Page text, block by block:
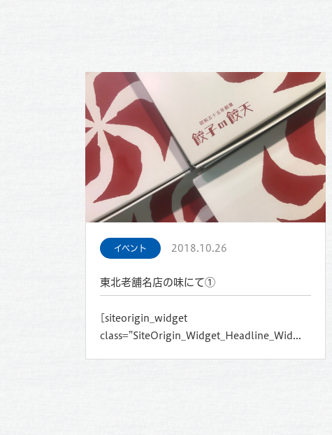
イベント 2018.10.26
東北老舗名店の味にて①
[siteorigin_widget
class=”SiteOrigin_Widget_Headline_Wid...